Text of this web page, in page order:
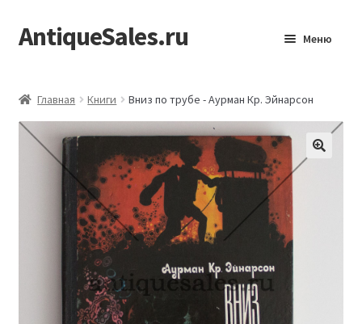
Перейти
к
Перейти
к
AntiqueSales.ru Меню
Главная Книги Вниз по трубе - Аурман Кр. Эйнарсон